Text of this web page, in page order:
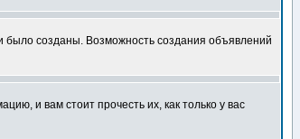
созданы. Возможность создания объявлений
и вам стоит прочесть их, как только у вас